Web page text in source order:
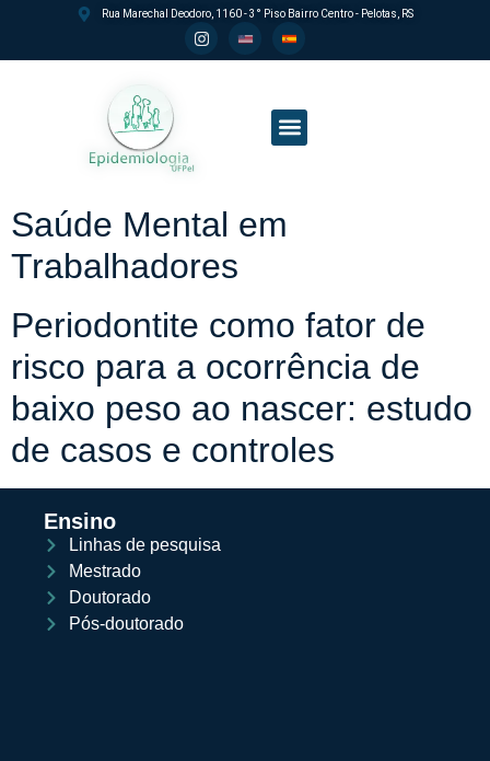
Rua Marechal Deodoro, 1160 - 3° Piso Bairro Centro - Pelotas, RS
Saúde Mental em
Trabalhadores
Periodontite como fator de
risco para a ocorrência de
baixo peso ao nascer: estudo
de casos e controles
Ensino
Linhas de pesquisa
Mestrado
Doutorado
Pós-doutorado